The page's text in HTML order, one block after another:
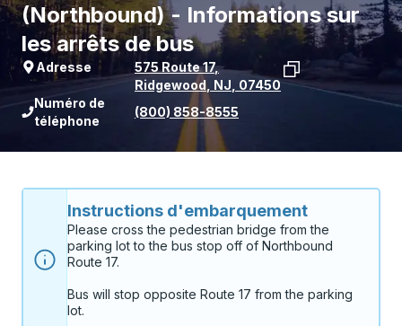
(Northbound) - Informations sur
les arrêts de bus
Adresse 575 Route 17,
Ridgewood NJ 07450
Voir l'emplacement de l'arrêt sur
Numéro de
téléphone
(800) 858-8555
Instructions d'embarquement
Please cross the pedestrian bridge from the
parking lot to the bus stop off of Northbound
Route 17.
Bus will stop opposite Route 17 from the parking
lot.